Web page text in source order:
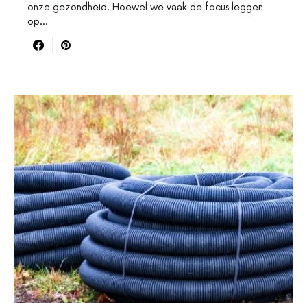
onze gezondheid. Hoewel we vaak de focus leggen
op…